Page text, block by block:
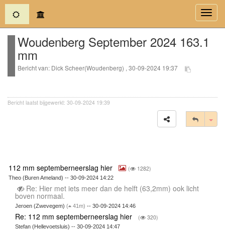
(current)
Woudenberg September 2024 163.1
mm
Bericht van: Dick Scheer(Woudenberg) , 30-09-2024 19:37
Bericht laatst bijgewerkt: 30-09-2024 19:39
112 mm septemberneerslag hier ( 1282)
Theo (Buren Ameland) -- 30-09-2024 14:22
Re: Hier met iets meer dan de helft (63,2mm) ook licht
boven normaal.
Jeroen (Zwevegem) ( 41m) -- 30-09-2024 14:46
Re: 112 mm septemberneerslag hier ( 320)
Stefan (Hellevoetsluis) -- 30-09-2024 14:47